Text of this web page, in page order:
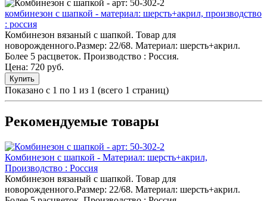
комбинезон с шапкой - материал: шерсть+акрил, производство
: россия
Комбинезон вязаный с шапкой. Товар для
новорожденного.Размер: 22/68. Материал: шерсть+акрил.
Более 5 расцветок. Производство : Россия.
Цена: 720 руб.
Купить
Показано с 1 по 1 из 1 (всего 1 страниц)
Рекомендуемые товары
Комбинезон с шапкой - Материал: шерсть+акрил,
Производство : Россия
Комбинезон вязаный с шапкой. Товар для
новорожденного.Размер: 22/68. Материал: шерсть+акрил.